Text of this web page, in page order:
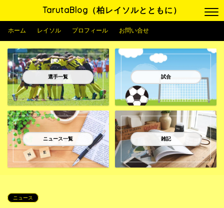
TarutaBlog（柏レイソルとともに）
ホーム レイソル プロフィール お問い合せ
選手一覧 試合
ニュース一覧 雑記
ニュース